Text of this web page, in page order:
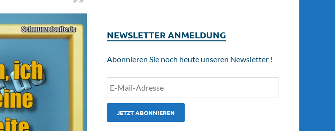
NEWSLETTER ANMELDUNG
Abonnieren Sie noch heute unseren Newsletter !